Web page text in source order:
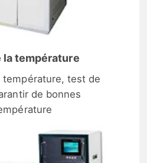
la température
test de
de bonnes